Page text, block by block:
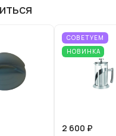
СОВЕТУЕМ
НОВИНКА
2 600 ₽